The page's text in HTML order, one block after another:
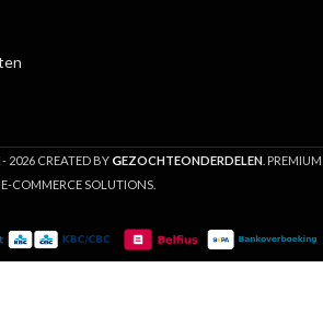
2026 CREATED BY GEZOCHTEONDERDELEN. PREMIUM
E-COMMERCE SOLUTIONS.